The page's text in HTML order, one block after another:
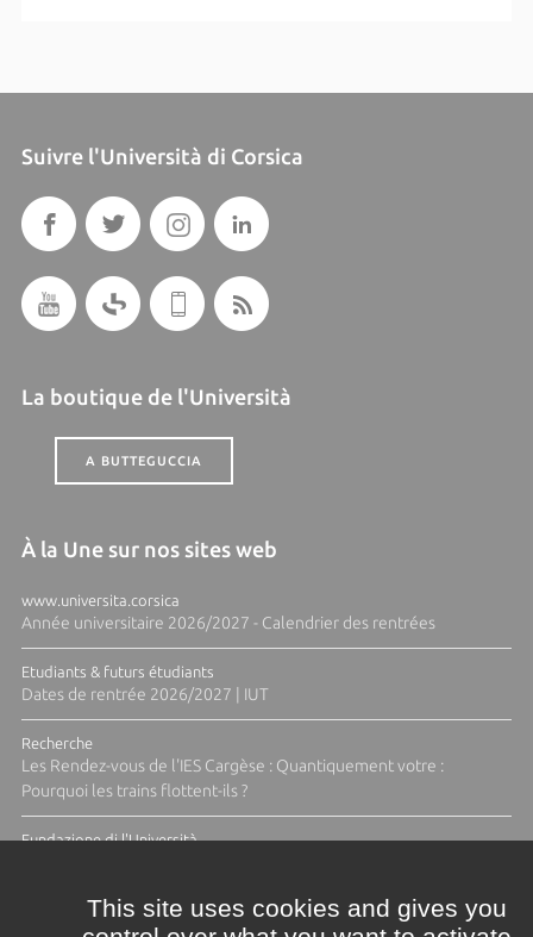
Suivre l'Università di Corsica
La boutique de l'Università
A BUTTEGUCCIA
À la Une sur nos sites web
www.universita.corsica
Année universitaire 2026/2027 - Calendrier des rentrées
Etudiants & futurs étudiants
Dates de rentrée 2026/2027 | IUT
Recherche
Les Rendez-vous de l'IES Cargèse : Quantiquement votre :
Pourquoi les trains flottent-ils ?
Fundazione di l'Università
This site uses cookies and gives you